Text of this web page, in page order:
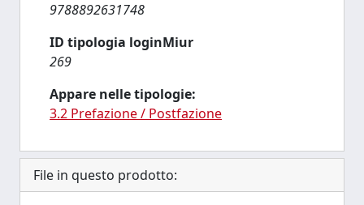
9788892631748
ID tipologia loginMiur
269
Appare nelle tipologie:
3.2 Prefazione / Postfazione
File in questo prodotto: